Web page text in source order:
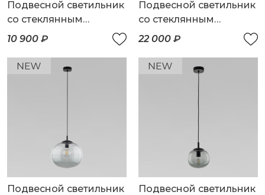
Подвесной светильник
со стеклянным
плафоном
10 900 ₽
Подвесной светильник
со стеклянным
плафоном
22 000 ₽
Подвесной светильник
Подвесной светильник